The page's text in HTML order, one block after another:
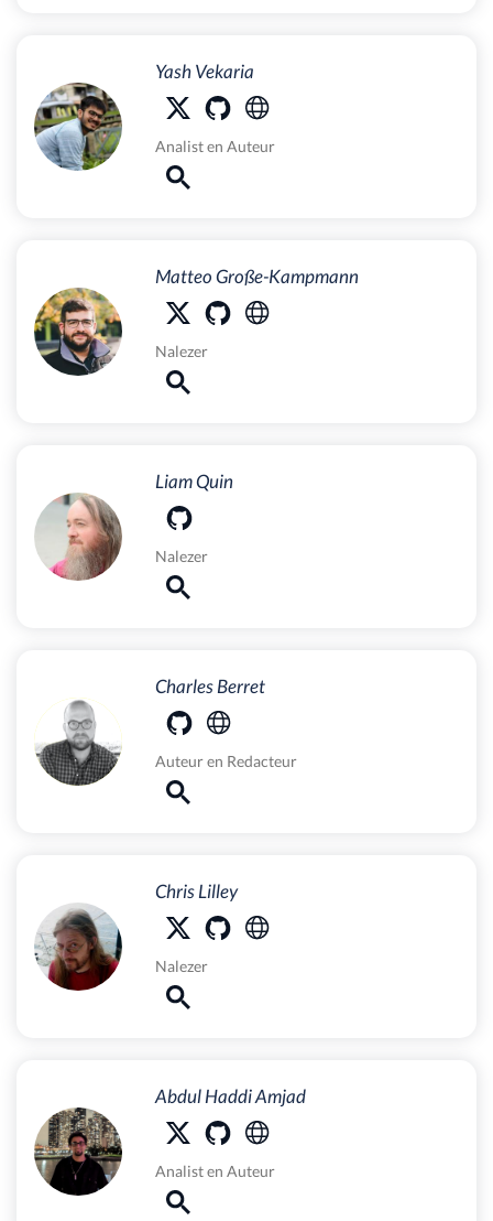
Yash Vekaria
Analisten Auteur
Matteo Große-Kampmann
Nalezer
Liam Quin
Nalezer
Charles Berret
Auteuren Redacteur
Chris Lilley
Nalezer
Abdul Haddi Amjad
Analisten Auteur